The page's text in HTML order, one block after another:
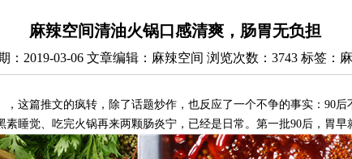
麻辣空间清油火锅口感清爽，肠胃无负担
：2019-03-06 文章编辑：麻辣空间 浏览次数：3743 标签：
， 这篇推文的疯转，除了话题炒作，也反应了一个不争的事实： 90后
睡觉、吃完火锅再来两颗肠炎宁，已经是日常。第一批90后， 胃早